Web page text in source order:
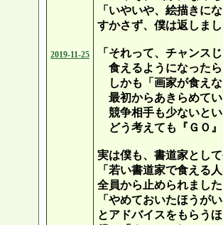
2019-11-25
「いやいや、絵描きに
すかさず、僕は返しま
「それって、チャンス
食えるようになった
しかも「画家が食え
最初からあきらめて
競争相手も少ないと
どう考えても『ＧＯ
実は僕も、書道家とし
「若い書道家で食える
全員から止められまし
「やめておいたほうが
とアドバイスをもらう